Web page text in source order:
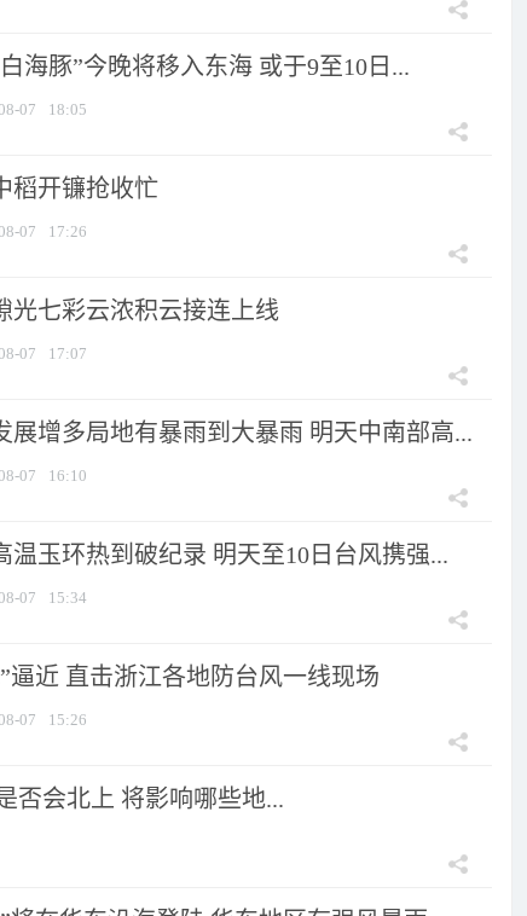
海豚”今晚将移入东海 或于9至10日...
07 18:05
稻开镰抢收忙
07 17:26
光七彩云浓积云接连上线
07 17:07
展增多局地有暴雨到大暴雨 明天中南部高...
07 16:10
温玉环热到破纪录 明天至10日台风携强...
07 15:34
逼近 直击浙江各地防台风一线现场
07 15:26
否会北上 将影响哪些地...